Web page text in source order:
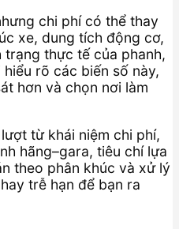
chi phí có thể thay
xe, dung tích động cơ,
trạng thực tế của phanh,
rõ các biến số này,
hơn và chọn nơi làm
từ khái niệm chi phí,
hãng–gara, tiêu chí lựa
theo phân khúc và xử lý
trễ hạn để bạn ra